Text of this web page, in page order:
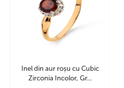
Inel din aur roșu cu Cubic
Zirconia Incolor, Gr...